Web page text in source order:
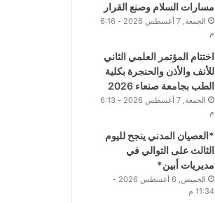
مسارات السلام وصنع القرار
الجمعة, 7 أغسطس 2026 - 6:16
م
اختتام المؤتمر العلمي الثاني
للأنف والأذن والحنجرة بكلية
الطب بجامعة صنعاء 2026
الجمعة, 7 أغسطس 2026 - 6:13
م
*العصيان المدني ينجح لليوم
الثالث على التوالي في
مديريات أبين*
الخميس, 6 أغسطس 2026 -
11:34 م